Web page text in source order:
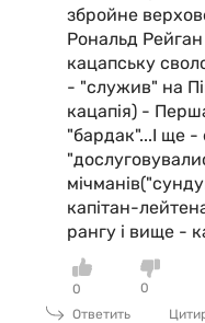
збройне
Рональд
кацапську
- "служив" на
кацапія) -
"бардак"...І ще -
капітан-
рангу і вище -
0
0
Ответить